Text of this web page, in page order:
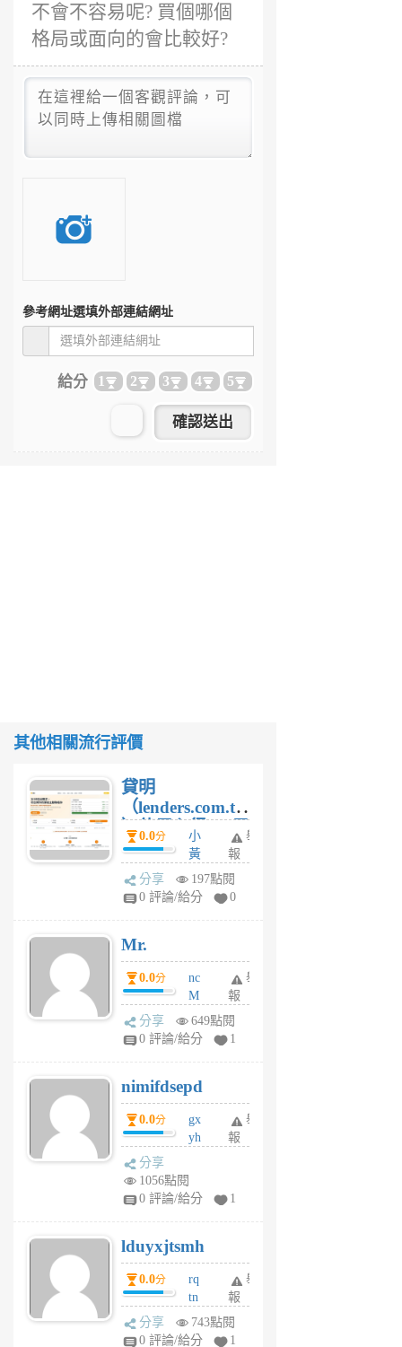
不會不容易呢? 買個哪個
格局或面向的會比較好?
參考網址選填外部連結網址
給分 1 2 3 4 5
其他相關流行評價
貸明
（lenders.com.tw
）使用心得 — 民
間貸款比較平台
體驗
0.0分
小
黃
蜂
1
舉
報
分享
197點閱
0 評論/給分
0
Mr.
0.0分
nc
M
U
F
U
5
個
月
舉
報
分享
649點閱
0 評論/給分
1
nimifdsepd
0.0分
gx
yh
jl
月
前
舉
報
分享
1056點閱
0 評論/給分
1
lduyxjtsmh
0.0分
rq
tn
jt
gl
舉
報
分享
743點閱
0 評論/給分
1